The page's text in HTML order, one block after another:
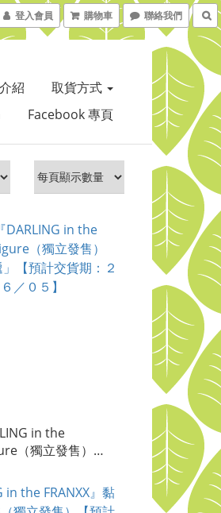
登入會員 購物車 聯絡我們
紹
取貨方式
Facebook 專頁
in the
（獨立發售）